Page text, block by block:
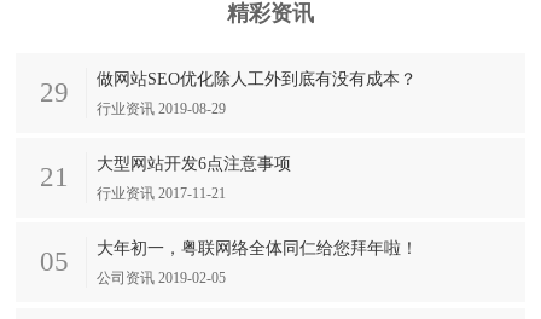
精彩资讯
29 做网站SEO优化除人工外到底有没有成本？
行业资讯 2019-08-29
21 大型网站开发6点注意事项
行业资讯 2017-11-21
05 大年初一，粤联网络全体同仁给您拜年啦！
公司资讯 2019-02-05